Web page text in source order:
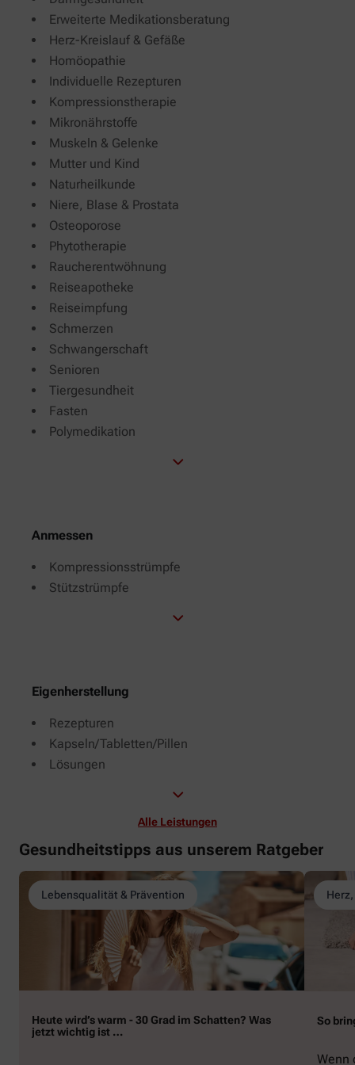
Erweiterte Medikationsberatung
Herz-Kreislauf & Gefäße
Homöopathie
Individuelle Rezepturen
Kompressionstherapie
Mikronährstoffe
Muskeln & Gelenke
Mutter und Kind
Naturheilkunde
Niere, Blase & Prostata
Osteoporose
Phytotherapie
Raucherentwöhnung
Reiseapotheke
Reiseimpfung
Schmerzen
Schwangerschaft
Senioren
Tiergesundheit
Fasten
Polymedikation
Anmessen
Kompressionsstrümpfe
Stützstrümpfe
Eigenherstellung
Rezepturen
Kapseln/Tabletten/Pillen
Lösungen
Alle Leistungen
Gesundheitstipps aus unserem Ratgeber
Lebensqualität & Prävention
Heute wird’s warm - 30 Grad im Schatten? Was
jetzt wichtig ist …
So
Wenn